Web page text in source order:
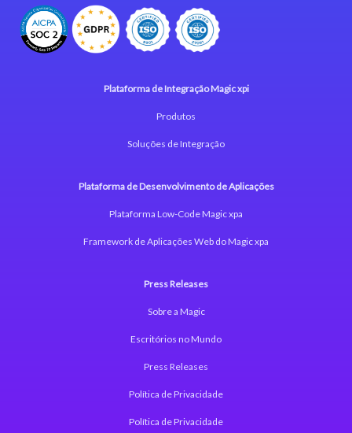
Plataforma de Integração Magic xpi
Produtos
Soluções de Integração
Plataforma de Desenvolvimento de Aplicações
Plataforma Low-Code Magic xpa
Framework de Aplicações Web do Magic xpa
Press Releases
Sobre a Magic
Escritórios no Mundo
Press Releases
Política de Privacidade
Política de Privacidade